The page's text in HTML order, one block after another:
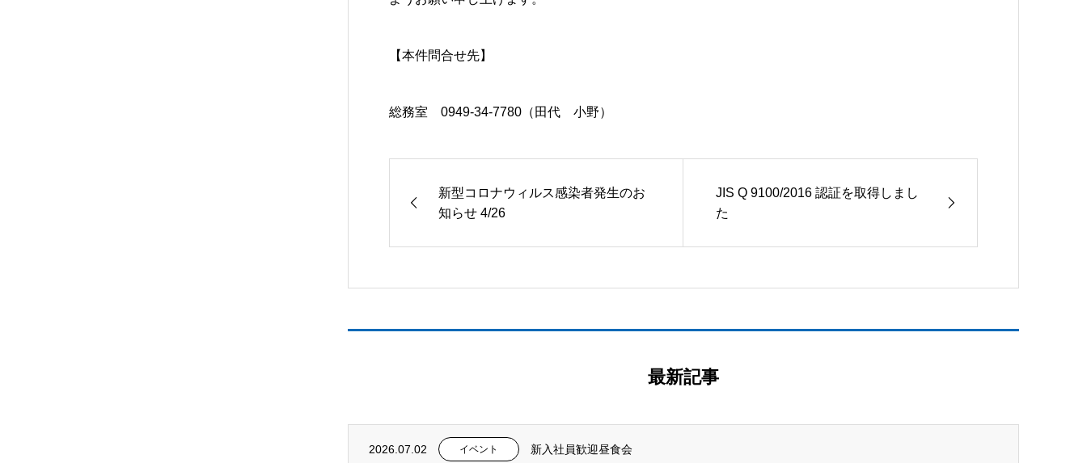
【本件問合せ先】
総務室 0949-34-7780（田代 小野）
新型コロナウィルス感染者発生のお
知らせ 4/26
JIS Q 9100/2016 認証を取得しまし
た
最新記事
2026.07.02 イベント 新入社員歓迎昼食会